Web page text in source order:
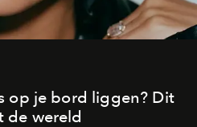
op je bord liggen? Dit
de wereld